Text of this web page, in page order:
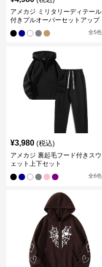
アメカジ ミリタリーディテール
付きプルオーバーセットアップ
全5色
¥3,980 (税込)
アメカジ 裏起毛フード付きスウ
ェット上下セット
全6色